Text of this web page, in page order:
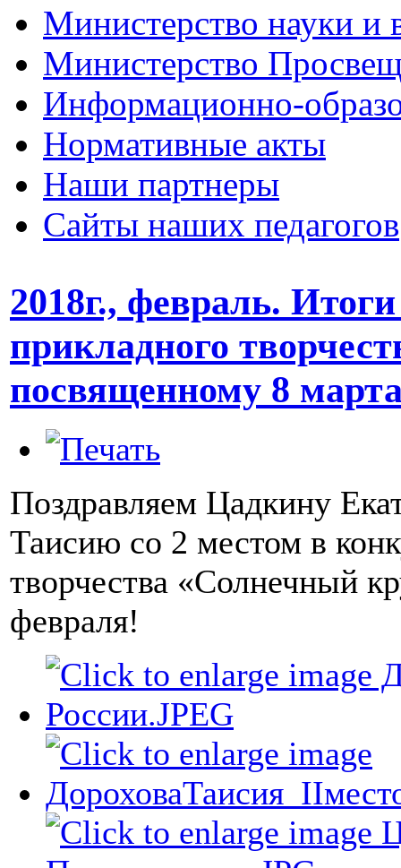
Министерство науки и
Министерство
Информационно-
Нормативные акты
Наши партнеры
Сайты наших педагогов
2018г., февраль.
прикладного
посвященному 8
Поздравляем Цадкину
Таисию со 2 местом в
творчества «Солнечный
февраля!